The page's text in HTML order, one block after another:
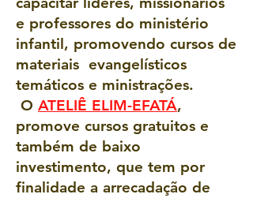
e professores do ministério
infantil, promovendo cursos de
materiais evangelísticos
temáticos e ministrações.
O ATELIÊ ELIM-EFATÁ,
promove cursos gratuitos e
também de baixo
investimento, que tem por
finalidade a arrecadação de